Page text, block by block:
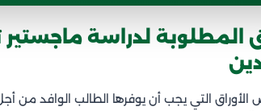
المطلوبة لدراسة
التي يجب أن يوفرها الطالب الوافد